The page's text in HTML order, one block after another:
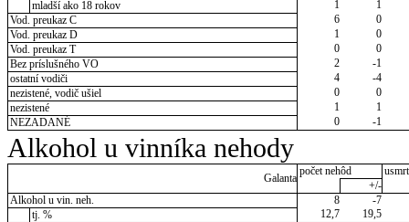
mladší ako 18 rokov
1
1
Vod. preukaz C
6
0
Vod. preukaz D
1
0
Vod. preukaz T
0
0
Bez príslušného VO
2
-1
ostatní vodiči
4
-4
nezistené, vodič ušiel
0
0
nezistené
1
1
NEZADANÉ
0 -1
Alkohol u vinníka nehody
Galanta
počet nehôd
+/-
Alkohol u vin. neh.
8
-7
tj. %
12,7 19,5